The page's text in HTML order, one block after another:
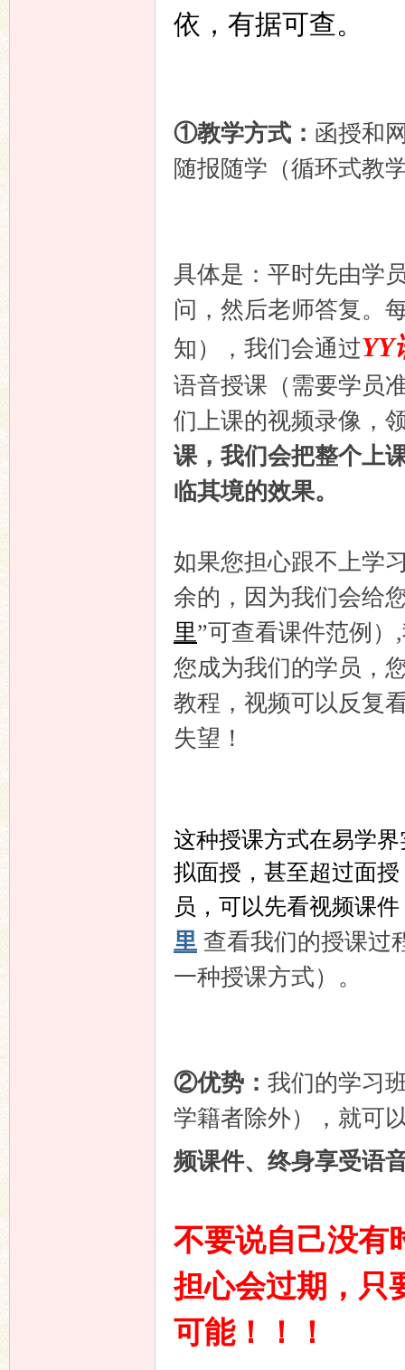
依，有据可查。
①教学方式： 函授和
随报随学（循环式教
具体是：平时先由学
问，然后老师答复。
知），我们会通过YY
语音授课（需要学员
们上课的视频录像，
课，我们会把整个上
临其境的效果。
如果您担心跟不上学
余的，因为我们会给
里”可查看课件范例
您成为我们的学员，
教程，视频可以反复
失望！
这种授课方式在易学
拟面授，甚至超过面
员，可以先看视频课
里 查看我们的授课过
一种授课方式）。
②优势： 我们的学习
学籍者除外），就可
频课件、终身享受语
不要说自己没有
担心会过期，只
可能！！！